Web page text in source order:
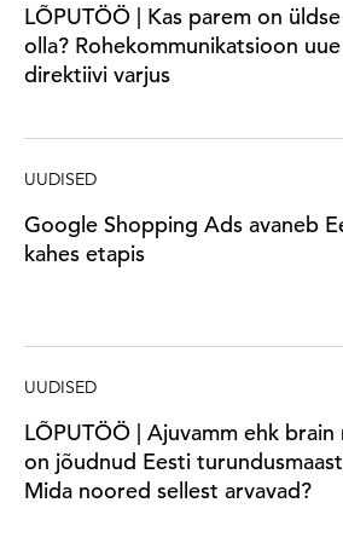
LÕPUTÖÖ | Kas parem on
olla? Rohekommunikatsioon uue
direktiivi varjus
UUDISED
Google Shopping Ads avaneb
kahes etapis
UUDISED
LÕPUTÖÖ | Ajuvamm ehk
on jõudnud Eesti
Mida noored sellest arvavad?